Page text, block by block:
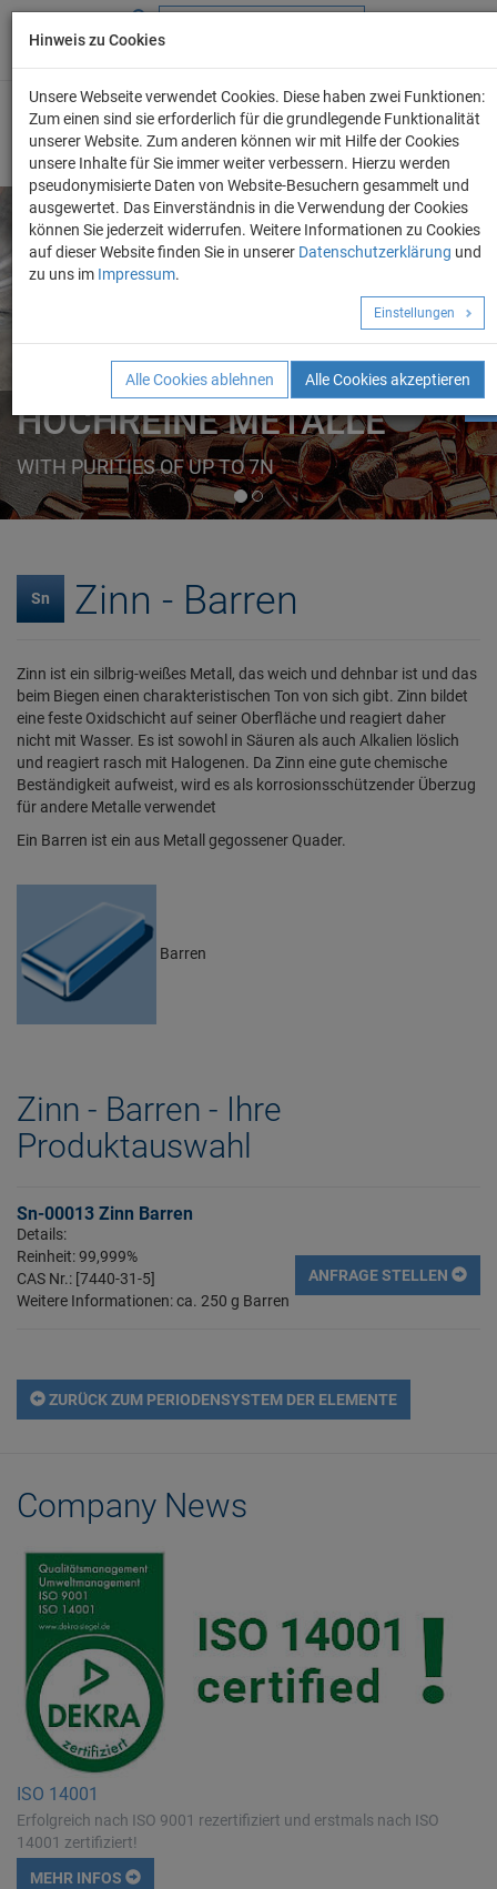
+49 (0) 69 986 4604 - 0
ELEMENTE
FORMEN
HOCHREINE METALLE
WITH PURITIES OF UP TO 7N
Angebot anfordern!
Sn Zinn - Barren
Zinn ist ein silbrig-weißes Metall, das weich und dehnbar ist und das
beim Biegen einen charakteristischen Ton von sich gibt. Zinn bildet
eine feste Oxidschicht auf seiner Oberfläche und reagiert daher
nicht mit Wasser. Es ist sowohl in Säuren als auch Alkalien löslich
und reagiert rasch mit Halogenen. Da Zinn eine gute chemische
Beständigkeit aufweist, wird es als korrosionsschützender Überzug
für andere Metalle verwendet
Ein Barren ist ein aus Metall gegossener Quader.
Barren
Zinn - Barren - Ihre
Produktauswahl
Sn-00013 Zinn Barren
Details:
Reinheit: 99,999%
CAS Nr.: [7440-31-5]
Weitere Informationen: ca. 250 g Barren
ANFRAGE STELLEN
ZURÜCK ZUM PERIODENSYSTEM DER ELEMENTE
Company News
ISO 14001
Erfolgreich nach ISO 9001 rezertifiziert und erstmals nach ISO
14001 zertifiziert!
MEHR INFOS
Hinweis zu Cookies
Unsere Webseite verwendet Cookies. Diese haben zwei Funktionen:
Zum einen sind sie erforderlich für die grundlegende Funktionalität
unserer Website. Zum anderen können wir mit Hilfe der Cookies
unsere Inhalte für Sie immer weiter verbessern. Hierzu werden
pseudonymisierte Daten von Website-Besuchern gesammelt und
ausgewertet. Das Einverständnis in die Verwendung der Cookies
können Sie jederzeit widerrufen. Weitere Informationen zu Cookies
auf dieser Website finden Sie in unserer Datenschutzerklärung und
zu uns im Impressum.
Einstellungen
Alle Cookies ablehnen Alle Cookies akzeptieren